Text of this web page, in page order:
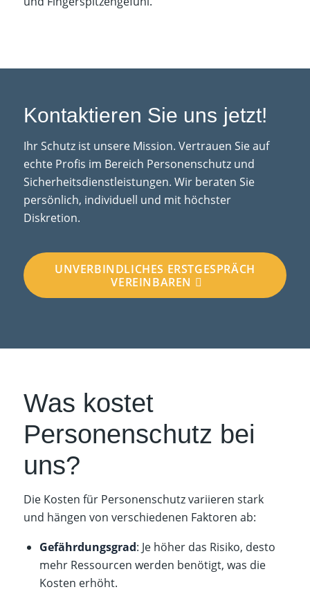
Kontaktieren Sie uns jetzt!
Ihr Schutz ist unsere Mission. Vertrauen Sie auf
echte Profis im Bereich Personenschutz und
Sicherheitsdienstleistungen. Wir beraten Sie
persönlich, individuell und mit höchster
Diskretion.
UNVERBINDLICHES ERSTGESPRÄCH
VEREINBAREN
Was kostet
Personenschutz bei
uns?
Die Kosten für Personenschutz variieren stark
und hängen von verschiedenen Faktoren ab:
Gefährdungsgrad: Je höher das Risiko, desto
mehr Ressourcen werden benötigt, was die
Kosten erhöht.​